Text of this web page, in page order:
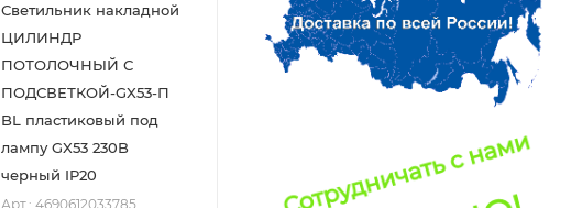
Светильник накладной
ЦИЛИНДР
ПОТОЛОЧНЫЙ С
ПОДСВЕТКОЙ-GX53-П
BL пластиковый под
лампу GX53 230B
черный IP20
Арт.: 4690612033785